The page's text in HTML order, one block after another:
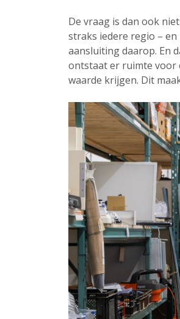
De vraag is dan ook
straks iedere regio –
aansluiting daarop. En
ontstaat er ruimte voor
waarde krijgen. Dit